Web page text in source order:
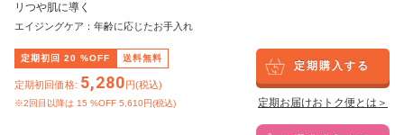
リつや肌に導く
エイジングケア：年齢に応じたお手入れ
定期初回 20 %OFF 送料無料
定期初回価格: 5,280円(税込)
※2回目以降は 15 %OFF 5,610円(税込)
定期購入する
定期お届けおトク便とは＞